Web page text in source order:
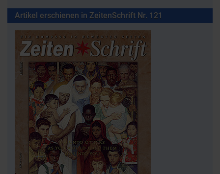
Artikel erschienen in ZeitenSchrift Nr. 121